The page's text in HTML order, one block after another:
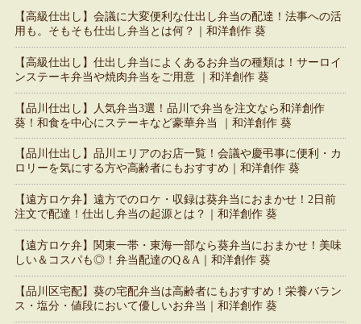
【高級仕出し】会議に大変便利な仕出し弁当の配達！法事への活
用も。そもそも仕出し弁当とは何？｜和洋創作 葵
【高級仕出し】仕出し弁当によくあるお弁当の種類は！サーロイ
ンステーキ弁当や焼肉弁当をご用意 ｜和洋創作 葵
【品川仕出し】人気弁当3選！品川で弁当を注文なら和洋創作
葵！和食を中心にステーキなど豪華弁当 ｜和洋創作 葵
【品川仕出し】品川エリアのお店一覧！会議や慶弔事に便利・カ
ロリーを気にする方や高齢者にもおすすめ｜和洋創作 葵
【遠方ロケ弁】遠方でのロケ・収録は葵弁当におまかせ！2日前
注文で配達！仕出し弁当の起源とは？｜和洋創作 葵
【遠方ロケ弁】関東一帯・東海一部なら葵弁当におまかせ！美味
しい＆コスパも◎！弁当配達のQ＆A｜和洋創作 葵
【品川区宅配】葵の宅配弁当は高齢者にもおすすめ！栄養バラン
ス・塩分・値段において優しいお弁当｜和洋創作 葵